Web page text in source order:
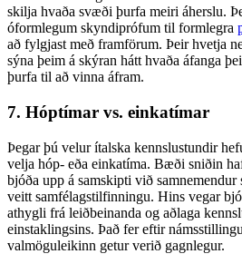
skilja hvaða svæði þurfa meiri áherslu.
óformlegum skyndiprófum til formlegra
að fylgjast með framförum. Þeir hvetja
sýna þeim á skýran hátt hvaða áfanga
þurfa til að vinna áfram.
7. Hóptímar vs. einkatímar
Þegar þú velur ítalska kennslustundir
velja hóp- eða einkatíma. Bæði sniðin
bjóða upp á samskipti við
veitt samfélagstilfinningu. Hins vegar
athygli frá leiðbeinanda og aðlaga
einstaklingsins. Það fer eftir
valmöguleikinn getur verið gagnlegur.